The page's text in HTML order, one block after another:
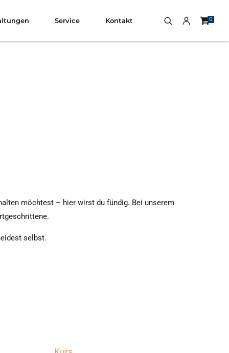
0
Service Kontakt
möchtest – hier wirst du fündig. Bei unserem
selbst.